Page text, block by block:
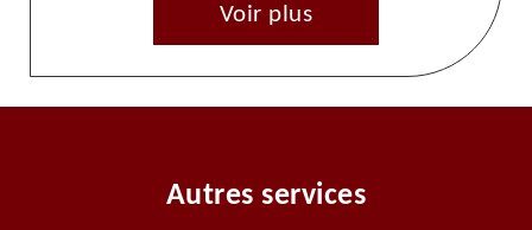
Voir plus
Autres services